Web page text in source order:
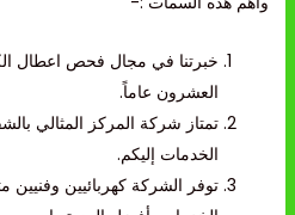
خبرتنا في مجال فحص اعطال
العشرون عاماً.
تمتاز شركة المركز المثالي
الخدمات إليكم.
توفر الشركة كهربائيين